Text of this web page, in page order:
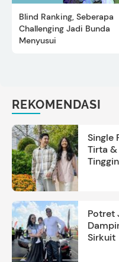
Blind Ranking, Seberapa
Challenging Jadi Bunda
Menyusui
REKOMENDASI
Single
Tirta &
Potret
Sirkuit